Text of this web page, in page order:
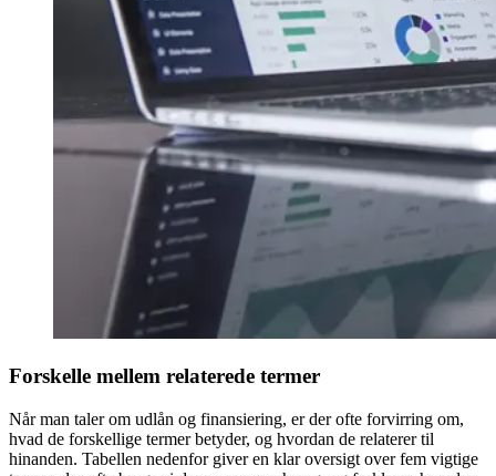
Forskelle mellem relaterede termer
Når man taler om udlån og finansiering, er der ofte forvirring om,
hvad de forskellige termer betyder, og hvordan de relaterer til
hinanden. Tabellen nedenfor giver en klar oversigt over fem vigtige